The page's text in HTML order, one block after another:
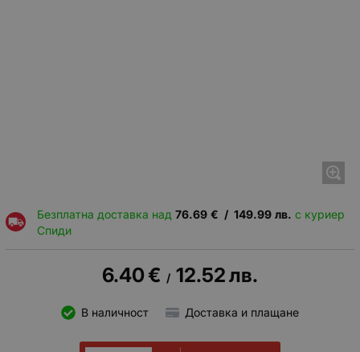
Безплатна доставка над 76.69 € / 149.99 лв. с куриер
Спиди
6.40€ / 12.52лв.
В наличност Доставка и плащане